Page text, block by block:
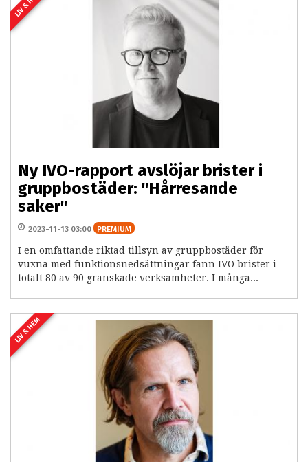
Ny IVO-rapport avslöjar brister i
gruppbostäder: "Hårresande
saker"
2023-11-13 03:00 PREMIUM
I en omfattande riktad tillsyn av gruppbostäder för
vuxna med funktionsnedsättningar fann IVO brister i
totalt 80 av 90 granskade verksamheter. I många...
LIV & HEM